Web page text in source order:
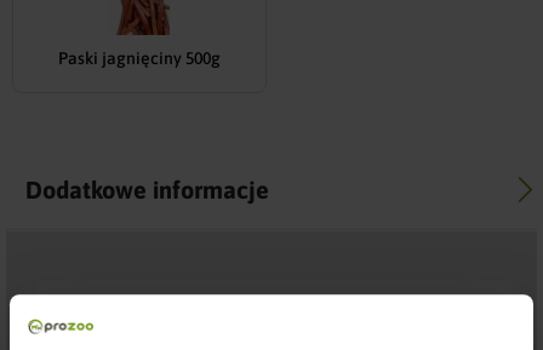
Paski jagnięciny 500g
Dodatkowe informacje